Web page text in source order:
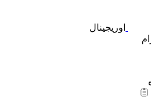
اوریجینال